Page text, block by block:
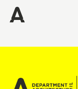
PROGRAMS